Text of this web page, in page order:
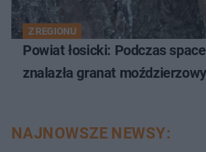
Z REGIONU
Powiat łosicki: Podczas
znalazła granat
NAJNOWSZE NEWSY: